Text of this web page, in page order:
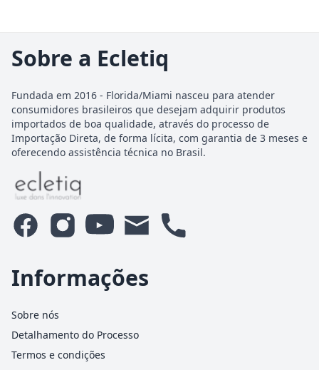
Sobre a Ecletiq
Fundada em 2016 - Florida/Miami nasceu para atender
consumidores brasileiros que desejam adquirir produtos
importados de boa qualidade, através do processo de
Importação Direta, de forma lícita, com garantia de 3 meses e
oferecendo assistência técnica no Brasil.
Informações
Sobre nós
Detalhamento do Processo
Termos e condições